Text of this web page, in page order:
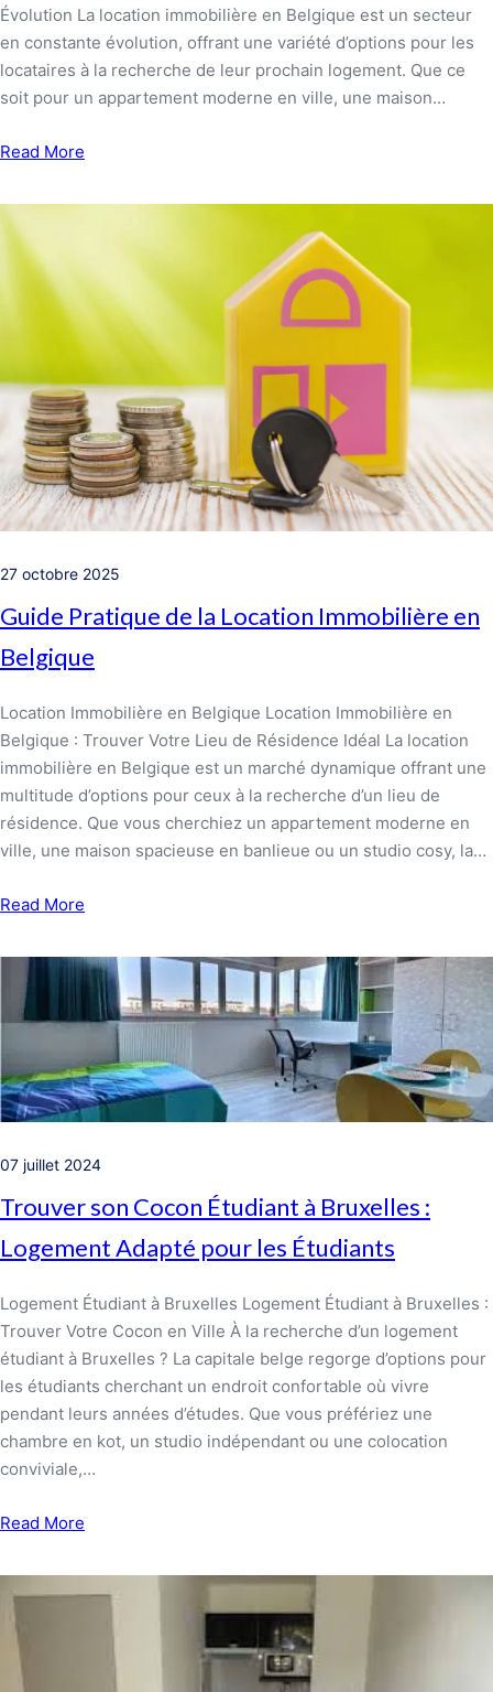
Évolution La location immobilière en Belgique est un secteur
en constante évolution, offrant une variété d’options pour les
locataires à la recherche de leur prochain logement. Que ce
soit pour un appartement moderne en ville, une maison…
Read More
27 octobre 2025
Guide Pratique de la Location Immobilière en
Belgique
Location Immobilière en Belgique Location Immobilière en
Belgique : Trouver Votre Lieu de Résidence Idéal La location
immobilière en Belgique est un marché dynamique offrant une
multitude d’options pour ceux à la recherche d’un lieu de
résidence. Que vous cherchiez un appartement moderne en
ville, une maison spacieuse en banlieue ou un studio cosy, la…
Read More
07 juillet 2024
Trouver son Cocon Étudiant à Bruxelles :
Logement Adapté pour les Étudiants
Logement Étudiant à Bruxelles Logement Étudiant à Bruxelles :
Trouver Votre Cocon en Ville À la recherche d’un logement
étudiant à Bruxelles ? La capitale belge regorge d’options pour
les étudiants cherchant un endroit confortable où vivre
pendant leurs années d’études. Que vous préfériez une
chambre en kot, un studio indépendant ou une colocation
conviviale,…
Read More